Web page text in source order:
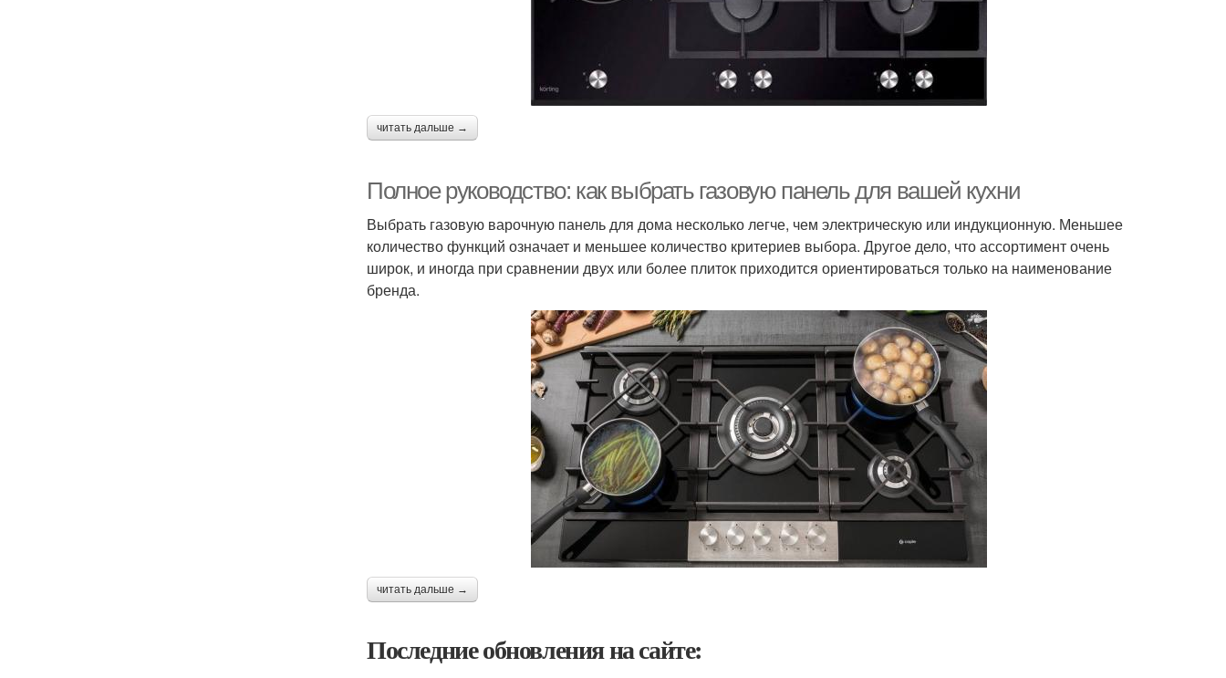
читать дальше →
Полное руководство: как выбрать газовую панель для вашей кухни
Выбрать газовую варочную панель для дома несколько легче, чем электрическую или индукционную. Меньшее
количество функций означает и меньшее количество критериев выбора. Другое дело, что ассортимент очень
широк, и иногда при сравнении двух или более плиток приходится ориентироваться только на наименование
бренда.
читать дальше →
Последние обновления на сайте: